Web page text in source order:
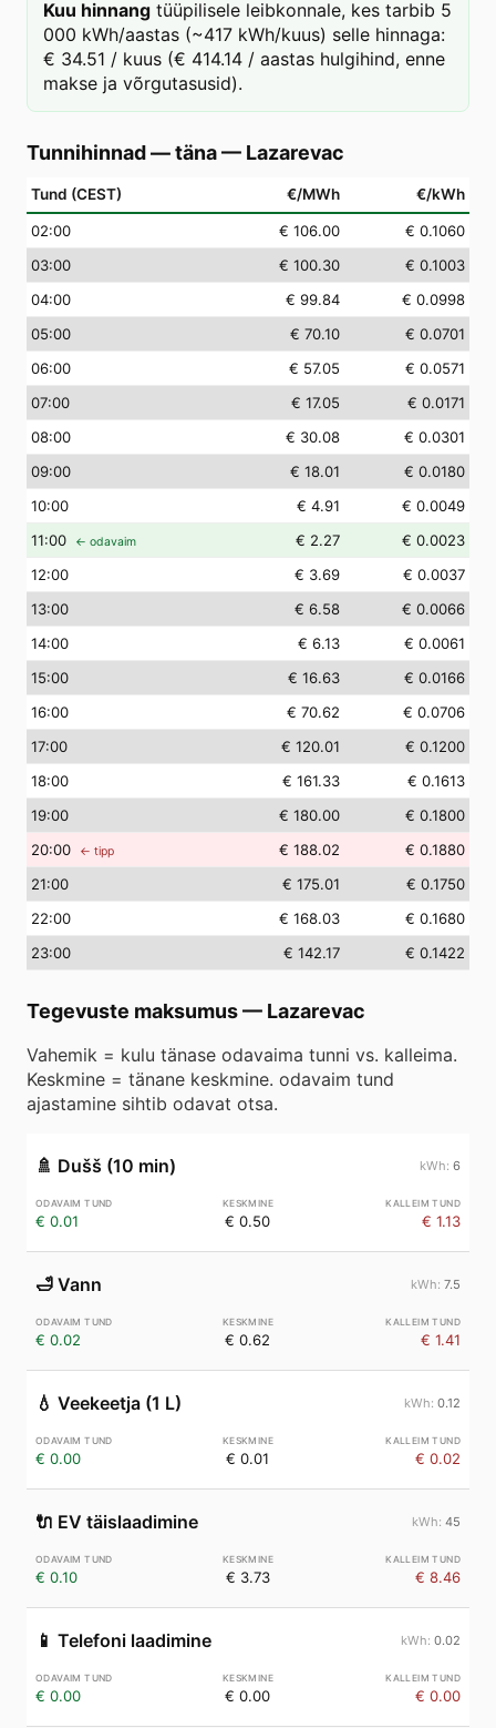
Kuu hinnang tüüpilisele leibkonnale, kes tarbib 5
000 kWh/aastas (~417 kWh/kuus) selle hinnaga:
€ 34.51 / kuus (€ 414.14 / aastas hulgihind, enne
makse ja võrgutasusid).
Tunnihinnad — täna— Lazarevac
Tund (CEST) €/MWh €/kWh
02:00 € 106.00
€ 0.1060
03:00 € 100.30
€ 0.1003
04:00 € 99.84
€ 0.0998
05:00 € 70.10
€ 0.0701
06:00 € 57.05
€ 0.0571
07:00 € 17.05
€ 0.0171
08:00 € 30.08
€ 0.0301
09:00 € 18.01
€ 0.0180
10:00 € 4.91
€ 0.0049
11:00 ← odavaim € 2.27
€ 0.0023
12:00 € 3.69
€ 0.0037
13:00 € 6.58
€ 0.0066
14:00 € 6.13
€ 0.0061
15:00 € 16.63
€ 0.0166
16:00 € 70.62
€ 0.0706
17:00 € 120.01
€ 0.1200
18:00 € 161.33
€ 0.1613
19:00 € 180.00
€ 0.1800
20:00 ← tipp € 188.02
€ 0.1880
21:00 € 175.01
€ 0.1750
22:00 € 168.03
€ 0.1680
23:00 € 142.17 € 0.1422
Tegevuste maksumus— Lazarevac
Vahemik = kulu tänase odavaima tunni vs. kalleima.
Keskmine = tänane keskmine. odavaim tund
ajastamine sihtib odavat otsa.
🚿 Dušš (10 min) 6
€ 0.01 € 0.50 € 1.13
🛁 Vann 7.5
€ 0.02 € 0.62 € 1.41
💧 Veekeetja (1 L) 0.12
€ 0.00 € 0.01 € 0.02
🔌 EV täislaadimine 45
€ 0.10 € 3.73 € 8.46
📱 Telefoni laadimine 0.02
€ 0.00 € 0.00 € 0.00